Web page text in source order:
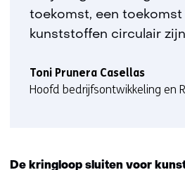
toekomst, een toekomst
kunststoffen circulair
Toni Prunera Casellas
Hoofd bedrijfsontwikkeling en
De kringloop sluiten voor